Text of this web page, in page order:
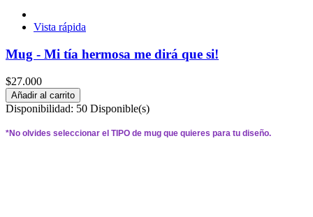
Vista rápida
Mug - Mi tía hermosa me dirá que si!
$27.000
Añadir al carrito
Disponibilidad: 50 Disponible(s)
*No olvides seleccionar el TIPO de mug que quieres para tu diseño.